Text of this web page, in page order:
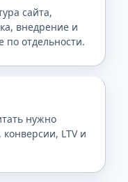
сайта,
внедрение и
по отдельности.
нужно
конверсии, LTV и